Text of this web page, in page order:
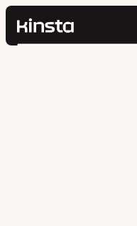
Kinsta®
Cerca